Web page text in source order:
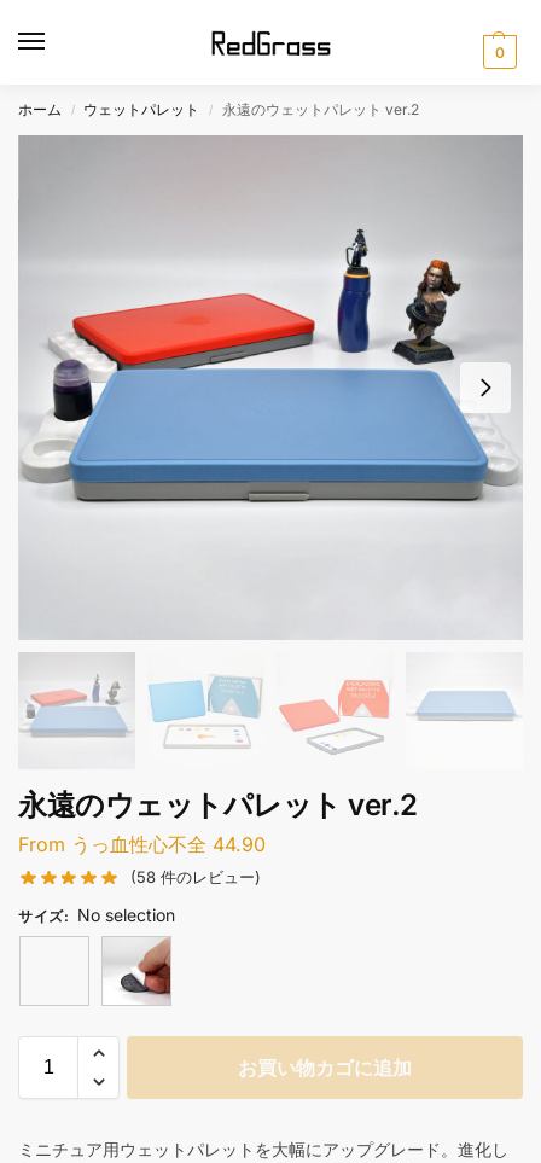
0
ホーム / ウェットパレット / 永遠のウェットパレット ver.2
永遠のウェットパレット ver.2
From うっ血性心不全 44.90
(58 件のレビュー)
サイズ: No selection
お買い物カゴに追加
ミニチュア用ウェットパレットを大幅にアップグレード。進化し